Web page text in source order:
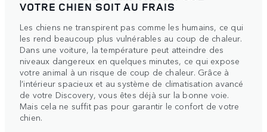
VOTRE CHIEN SOIT AU FRAIS
Les chiens ne transpirent pas comme les humains, ce qui
les rend beaucoup plus vulnérables au coup de chaleur.
Dans une voiture, la température peut atteindre des
niveaux dangereux en quelques minutes, ce qui expose
votre animal à un risque de coup de chaleur. Grâce à
l’intérieur spacieux et au système de climatisation avancé
de votre Discovery, vous êtes déjà sur la bonne voie.
Mais cela ne suffit pas pour garantir le confort de votre
chien.